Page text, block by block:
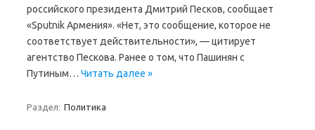
российского президента Дмитрий Песков, сообщает
«Sputnik Армения». «Нет, это сообщение, которое не
соответствует действительности», — цитирует
агентство Пескова. Ранее о том, что Пашинян с
Путиным… Читать далее »
Раздел: Политика